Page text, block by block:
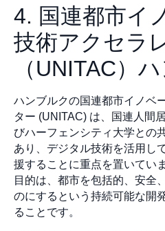
4. 国連都市イ
技術アクセラ
（UNITAC）
ハンブルクの国連都市イノベ
ター (UNITAC) は、国連人間
びハーフェンシティ大学との
あり、デジタル技術を活用し
援することに重点を置いてい
目的は、都市を包括的、安全
のにするという持続可能な開
ることです。